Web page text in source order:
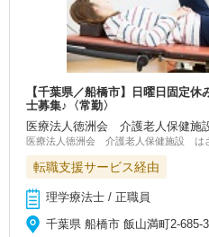
【千葉県／船橋市】日曜日固定
士募集♪〈常勤〉
医療法人徳洲会 介護老人保健施
医療法人徳洲会 介護老人保健施設 は
転職支援サービス経由
理学療法士 / 正職員
千葉県 船橋市 飯山満町2‐685‐3